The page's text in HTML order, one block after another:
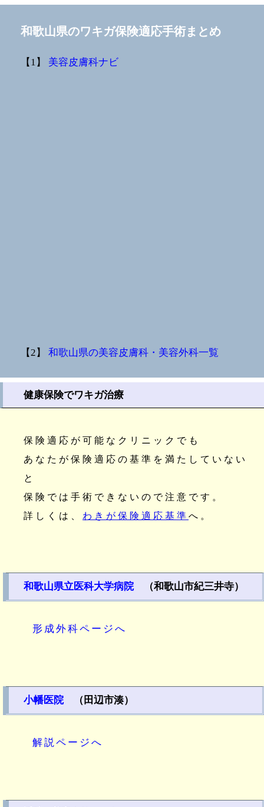
和歌山県のワキガ保険適応手術まとめ
【1】 美容皮膚科ナビ
【2】 和歌山県の美容皮膚科・美容外科一覧
健康保険でワキガ治療
保険適応が可能なクリニックでも
あなたが保険適応の基準を満たしていない
と
保険では手術できないので注意です。
詳しくは、 わきが保険適応基準 へ。
和歌山県立医科大学病院（和歌山市紀三井寺）
形成外科ページへ
小幡医院（田辺市湊）
解説ページへ